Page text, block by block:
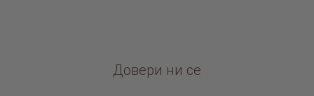
Довери ни се